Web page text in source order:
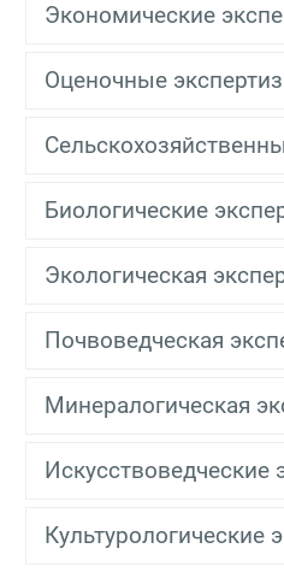
Экономические
Оценочные
Биологические
Экологическая
Почвоведческая
Минералогическая
Искусствоведческие
Культурологические